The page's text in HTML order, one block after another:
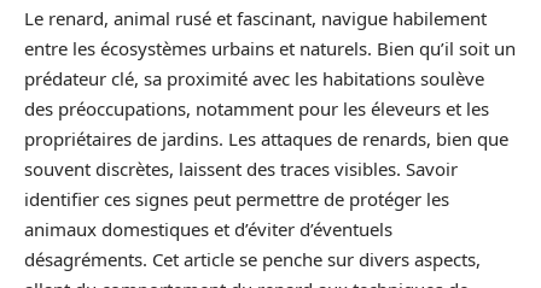
Le renard, animal rusé et fascinant, navigue habilement
entre les écosystèmes urbains et naturels. Bien qu’il soit un
prédateur clé, sa proximité avec les habitations soulève
des préoccupations, notamment pour les éleveurs et les
propriétaires de jardins. Les attaques de renards, bien que
souvent discrètes, laissent des traces visibles. Savoir
identifier ces signes peut permettre de protéger les
animaux domestiques et d’éviter d’éventuels
désagréments. Cet article se penche sur divers aspects,